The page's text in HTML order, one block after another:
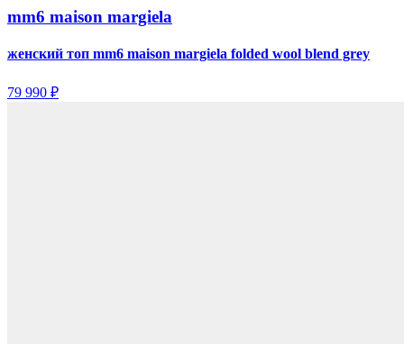
mm6 maison margiela
женский топ mm6 maison margiela folded wool blend grey
79 990 ₽